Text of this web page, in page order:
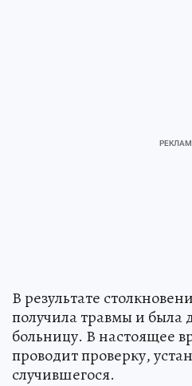
В результате
получила травмы и была
больницу. В настоящее
проводит проверку,
случившегося.